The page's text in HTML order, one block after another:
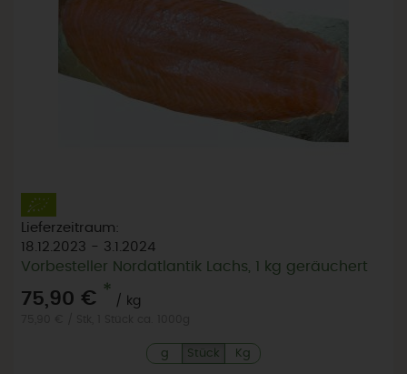
Lieferzeitraum:
18.12.2023 - 3.1.2024
Vorbesteller Nordatlantik Lachs, 1 kg geräuchert
75,90 € *
/ kg
g Stück Kg